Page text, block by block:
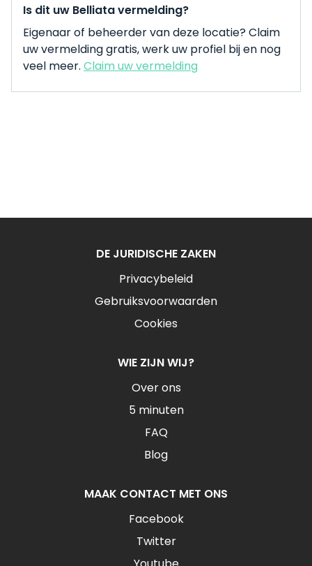
Is dit uw Belliata vermelding?
Eigenaar of beheerder van deze locatie? Claim
uw vermelding gratis, werk uw profiel bij en nog
veel meer. Claim uw vermelding
DE JURIDISCHE ZAKEN
Privacybeleid
Gebruiksvoorwaarden
Cookies
WIE ZIJN WIJ?
Over ons
5 minuten
FAQ
Blog
MAAK CONTACT MET ONS
Facebook
Twitter